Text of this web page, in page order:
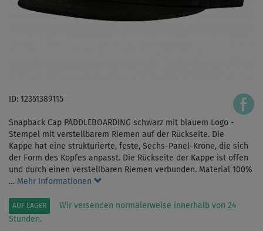
ID: 12351389115
Snapback Cap PADDLEBOARDING schwarz mit blauem Logo -
Stempel mit verstellbarem Riemen auf der Rückseite. Die
Kappe hat eine strukturierte, feste, Sechs-Panel-Krone, die sich
der Form des Kopfes anpasst. Die Rückseite der Kappe ist offen
und durch einen verstellbaren Riemen verbunden. Material 100%
… Mehr Informationen
AUF LAGER
Wir versenden normalerweise innerhalb von 24
Stunden.